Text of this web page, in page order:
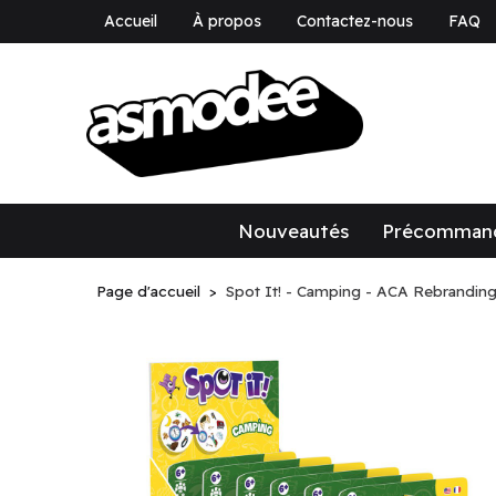
Accueil À propos Contactez-nous FAQ
Nouveautés
Page d'accueil Spot It! - Camping - ACA